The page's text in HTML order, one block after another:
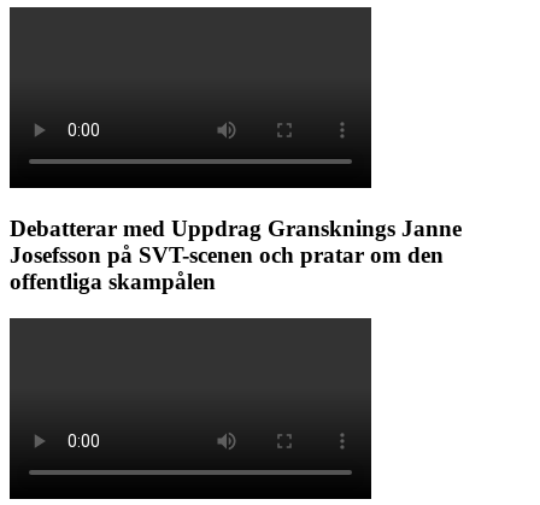
Debatterar med Uppdrag Gransknings Janne
Josefsson på SVT-scenen och pratar om den
offentliga skampålen